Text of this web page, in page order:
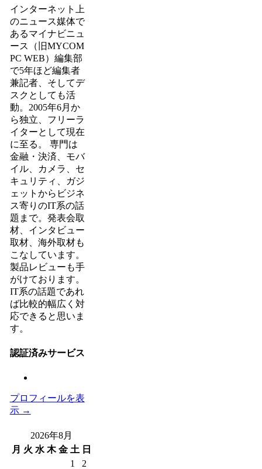
インターネット上
のニュース媒体で
あるマイナビニュ
ース（旧MYCOM
PC WEB）編集部
で5年ほど編集者
兼記者、そしてデ
スクとしても活
動。2005年6月か
ら独立、フリーラ
イターとして現在
に至る。 専門は
金融・決済、モバ
イル、カメラ、セ
キュリティ、ガジ
ェットからビジネ
ス寄りのIT系の話
題まで。発表会取
材、インタビュー
取材、海外取材も
こなしています。
製品レビューも手
がけております。
IT系の話題であれ
ば比較的幅広く対
応できると思いま
す。
認証済みサービス
プロフィールを表
示 →
2026年8月
月 火 水 木 金 土 日
1
2